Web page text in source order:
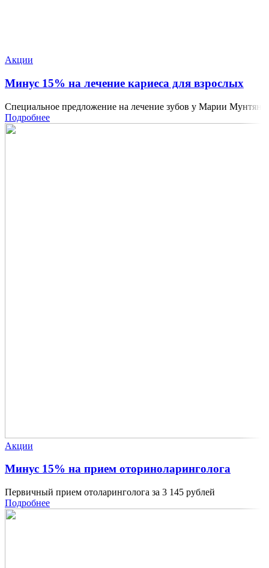
Акции
Минус 15% на лечение кариеса для взрослых
Специальное предложение на лечение зубов у Марии Мунтян
Подробнее
Акции
Минус 15% на прием оториноларинголога
Первичный прием отоларинголога за 3 145 рублей
Подробнее